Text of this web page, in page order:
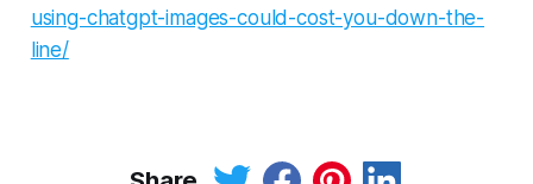
using-chatgpt-images-could-cost-you-down-the-
line/